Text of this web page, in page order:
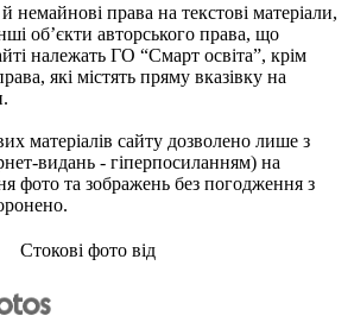
немайнові права на текстові матеріали,
об’єкти авторського права, що
належать ГО “Смарт освіта”, крім
які містять пряму вказівку на
матеріалів сайту дозволено лише з
видань - гіперпосиланням) на
фото та зображень без погодження з
Стокові фото від